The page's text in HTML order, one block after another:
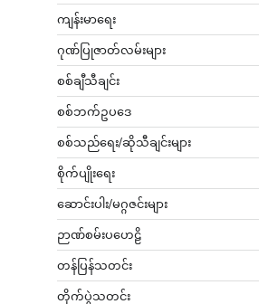
ကျန်းမာရေး
ဂုဏ်ပြုဇာတ်လမ်းများ
စစ်ချီသီချင်း
စစ်ဘက်ဥပဒေ
စစ်သည်ရေး/ဆိုသီချင်းများ
စိုက်ပျိုးရေး
ဆောင်းပါး/မဂ္ဂဇင်းများ
ဉာဏ်စမ်းပဟေဠိ
တန်ပြန်သတင်း
တိုက်ပွဲသတင်း